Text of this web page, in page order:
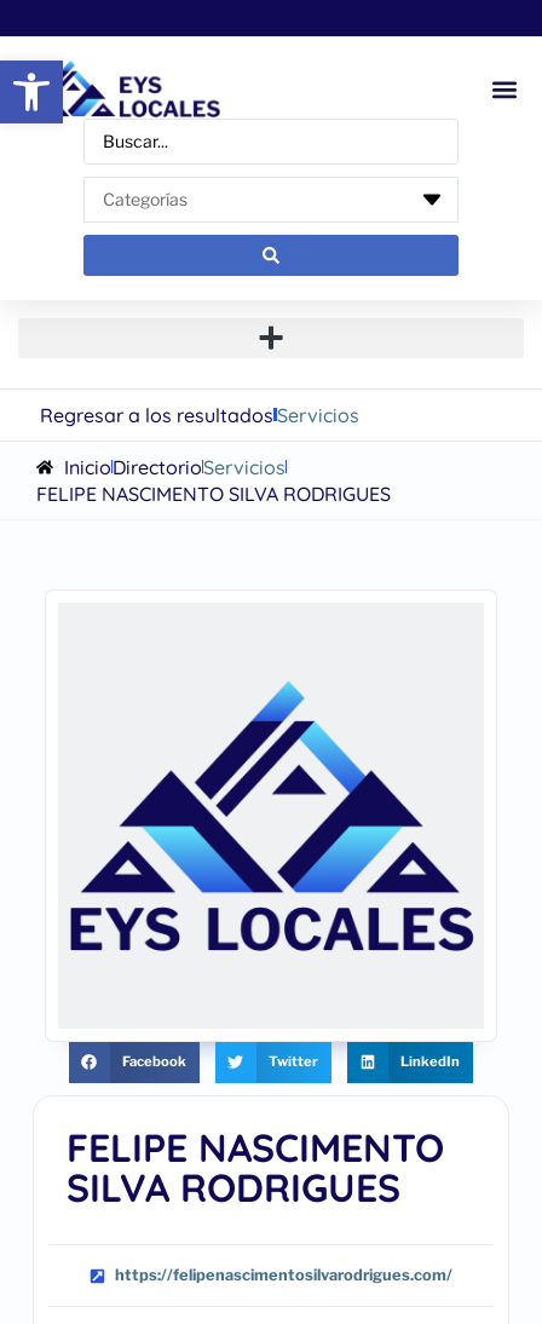
Abrir barra de herramientas
Regresar a los resultadosServicios
InicioDirectorioServicios
FELIPE NASCIMENTO SILVA RODRIGUES
FELIPE NASCIMENTO
SILVA RODRIGUES
https://felipenascimentosilvarodrigues.com/
Facebook Twitter LinkedIn